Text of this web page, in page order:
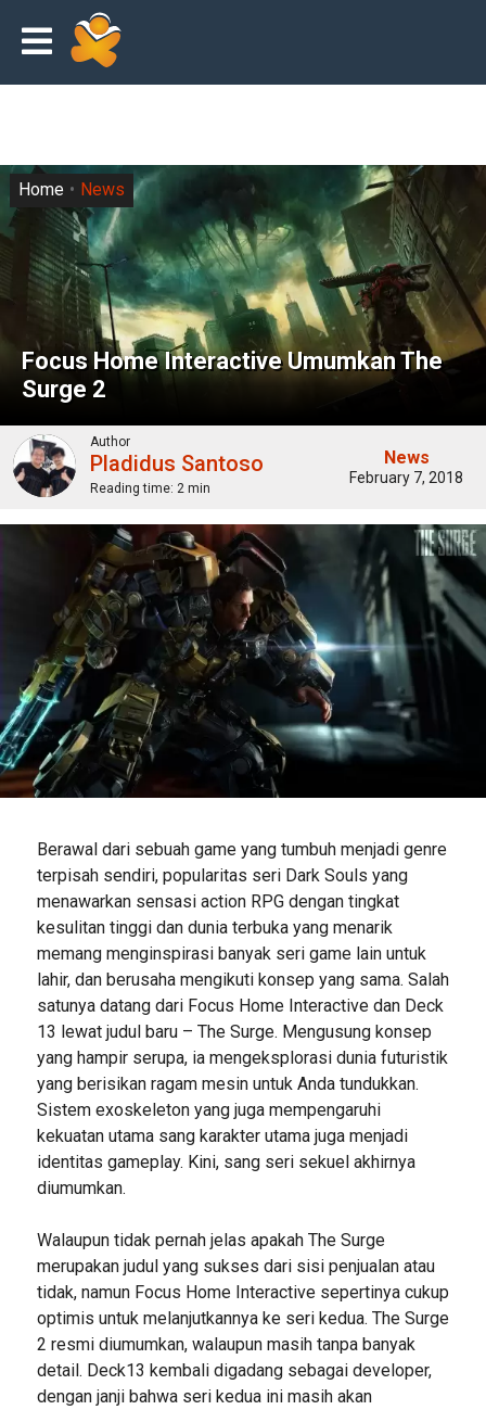
Focus Home Interactive Umumkan The
Surge 2
Home News
Author
Pladidus Santoso
Reading time: 2 min
News
February 7, 2018
Berawal dari sebuah game yang tumbuh menjadi genre
terpisah sendiri, popularitas seri Dark Souls yang
menawarkan sensasi action RPG dengan tingkat
kesulitan tinggi dan dunia terbuka yang menarik
memang menginspirasi banyak seri game lain untuk
lahir, dan berusaha mengikuti konsep yang sama. Salah
satunya datang dari Focus Home Interactive dan Deck
13 lewat judul baru – The Surge. Mengusung konsep
yang hampir serupa, ia mengeksplorasi dunia futuristik
yang berisikan ragam mesin untuk Anda tundukkan.
Sistem exoskeleton yang juga mempengaruhi
kekuatan utama sang karakter utama juga menjadi
identitas gameplay. Kini, sang seri sekuel akhirnya
diumumkan.
Walaupun tidak pernah jelas apakah The Surge
merupakan judul yang sukses dari sisi penjualan atau
tidak, namun Focus Home Interactive sepertinya cukup
optimis untuk melanjutkannya ke seri kedua. The Surge
2 resmi diumumkan, walaupun masih tanpa banyak
detail. Deck13 kembali digadang sebagai developer,
dengan janji bahwa seri kedua ini masih akan